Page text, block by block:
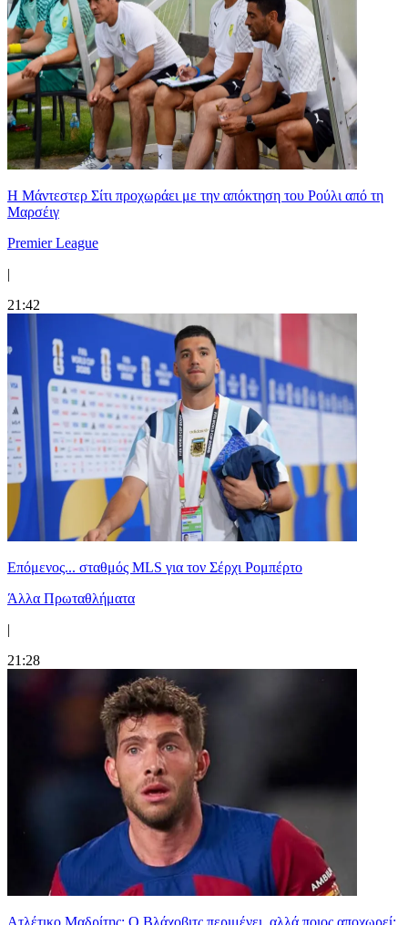
Η Μάντεστερ Σίτι προχωράει με την απόκτηση του Ρούλι από τη
Μαρσέιγ
Premier League
|
21:42
Επόμενος... σταθμός MLS για τον Σέρχι Ρομπέρτο
Άλλα Πρωταθλήματα
|
21:28